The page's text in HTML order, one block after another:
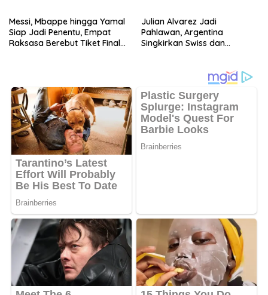
Messi, Mbappe hingga Yamal
Siap Jadi Penentu, Empat
Raksasa Berebut Tiket Final
Julian Alvarez Jadi
Pahlawan, Argentina
Singkirkan Swiss dan